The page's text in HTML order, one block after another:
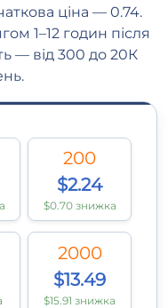
ціна — 0.74.
1–12 годин після
— від 300 до 20К
200
$2.24
$0.70 знижка
2000
$13.49
$15.91 знижка